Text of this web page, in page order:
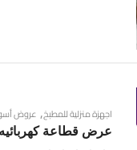
اجهزة منزلية للمطبخ, عروض
عرض قطاعة كهربائيه محمولة